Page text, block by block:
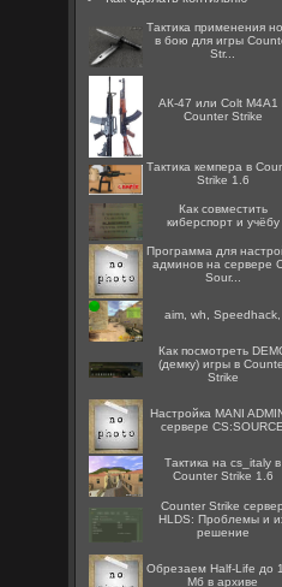
Тактика применения
в бою для игры
Str...
АК-47 или Colt M4A1
Counter Strike
Тактика кемпера в
Strike 1.6
Как совместить
киберспорт и учёбу
Программа для
админов на сервере
Sour...
aim, wh, Speedhack,
Как посмотреть
(демку) игры в
Strike
Настройка MANI
сервере CS:SOURCE
Тактика на cs_italy в
Counter Strike 1.6
Counter Strike сервер
HLDS: Проблемы и
решение
Обрезаем Half-Life до
Мб в архиве